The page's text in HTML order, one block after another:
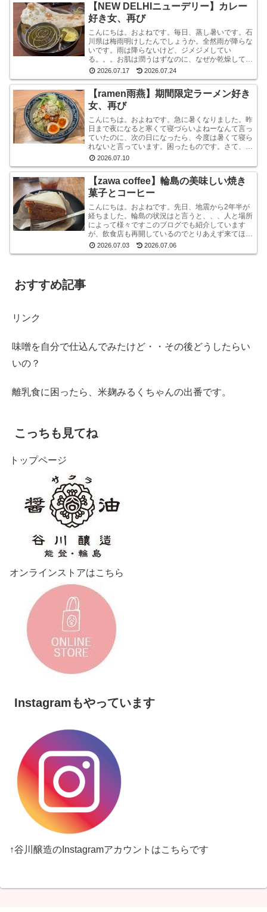
【NEW DELHIニューデリー】カレー
好き女、再び
こんにちは。およねです。毎日、蒸し暑いです。石
川県は梅雨明けしたんでしょうか。全然雨が降らな
いです。雨は降らないけど、ジメジメしてい
る。。。お肌は潤うはずなのに、なぜか乾燥してい
ます。しかも、おでこと片方のこめかみだけ。年
2026.07.17 2026.07.24
【ramen雨燕】期間限定ラーメン好き
女、再び
こんにちは。およねです。急に暑くなりました。昨
日まで夜になると寒くて寝づらいよねーなんて言っ
ていたのに、次の日になったら、今度は暑くて寝ら
れないと言っています。困ったものです。さて、先
日金沢へ行ったとき、ひさしぶりにひとりラーメン
2026.07.10
【zawa coffee】輪島の美味しい焼き
菓子とコーヒー
こんにちは。およねです。先日、地震から2年半が
経ちました。輪島の状況はと言うと、、、人と場所
によって様々ですこのブログでも紹介しています
が、飲食店も再開しているのでとりあえず来てほし
いです。宿泊施設は少な目ですが、、、参考サイト
2026.07.03 2026.07.06
おすすめ記事
リンク
味噌を自分で仕込んでみたけど・・その後どうしたらい
いの？
離乳食に困ったら、米麹みるくちゃんの出番です。
こっちも見てね
トップページ
オンラインストアはこちら
Instagramもやっています
↑谷川醸造のInstagramアカウントはこちらです